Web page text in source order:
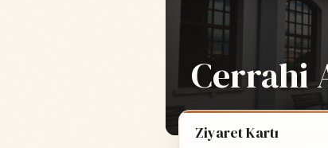
Cerrahi
Ziyaret Kartı